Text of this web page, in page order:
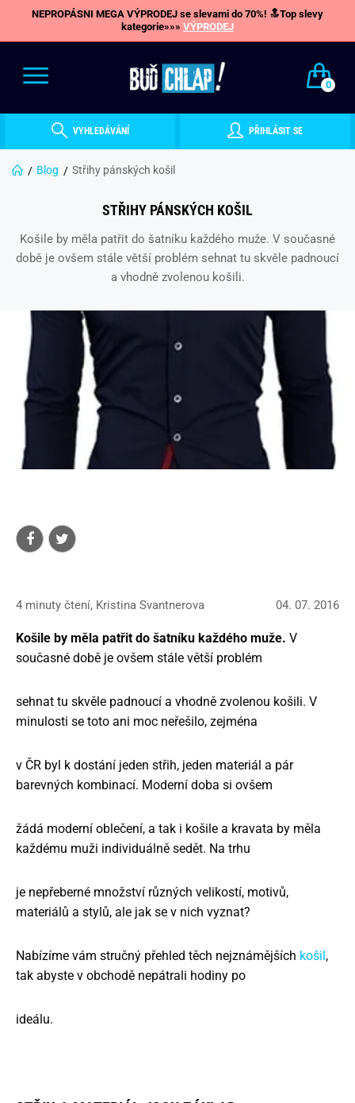
NEPROPÁSNI MEGA VÝPRODEJ se slevami do 70%! 🔝Top slevy
kategorie»»» VÝPRODEJ
0
VYHLEDÁVÁNÍ PŘIHLÁSIT SE
Blog Střihy pánských košil
STŘIHY PÁNSKÝCH KOŠIL
Košile by měla patřit do šatníku každého muže. V současné
době je ovšem stále větší problém sehnat tu skvěle padnoucí
a vhodně zvolenou košili.
4 minuty čtení, Kristina Svantnerova 04. 07. 2016
Košile by měla patřit do šatníku každého muže. V
současné době je ovšem stále větší problém
sehnat tu skvěle padnoucí a vhodně zvolenou košili. V
minulosti se toto ani moc neřešilo, zejména
v ČR byl k dostání jeden střih, jeden materiál a pár
barevných kombinací. Moderní doba si ovšem
žádá moderní oblečení, a tak i košile a kravata by měla
každému muži individuálně sedět. Na trhu
je nepřeberné množství různých velikostí, motivů,
materiálů a stylů, ale jak se v nich vyznat?
Nabízíme vám stručný přehled těch nejznámějších košil,
tak abyste v obchodě nepátrali hodiny po
ideálu.